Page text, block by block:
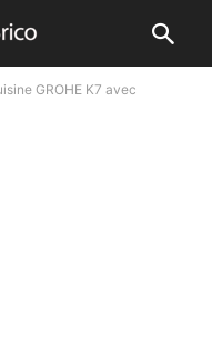
GROHE K7 avec